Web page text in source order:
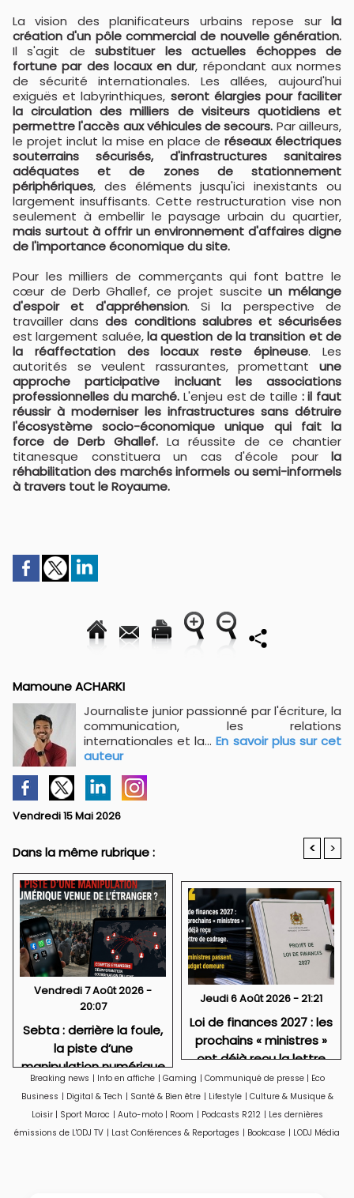
La vision des planificateurs urbains repose surla
création d'un pôle commercial de nouvelle génération.
Il s'agit de substituer les actuelles échoppes de
fortune par des locaux en dur, répondant aux normes
de sécurité internationales. Les allées, aujourd'hui
exiguës et labyrinthiques, seront élargies pour faciliter
la circulation des milliers de visiteurs quotidiens et
permettre l'accès aux véhicules de secours. Par ailleurs,
le projet inclut la mise en place de réseaux électriques
souterrains sécurisés, d'infrastructures sanitaires
adéquates et de zones de stationnement
périphériques, des éléments jusqu'ici inexistants ou
largement insuffisants. Cette restructuration vise non
seulement à embellir le paysage urbain du quartier,
mais surtout à offrir un environnement d'affaires digne
de l'importance économique du site.
Pour les milliers de commerçants qui font battre le
cœur de Derb Ghallef, ce projet suscite un mélange
d'espoir et d'appréhension. Si la perspective de
travailler dans des conditions salubres et sécurisées
est largement saluée,la question de la transition et de
la réaffectation des locaux reste épineuse. Les
autorités se veulent rassurantes, promettant une
approche participative incluant les associations
professionnelles du marché. L'enjeu est de taille : il faut
réussir à moderniser les infrastructures sans détruire
l'écosystème socio-économique unique qui fait la
force de Derb Ghallef. La réussite de ce chantier
titanesque constituera un cas d'école pourla
réhabilitation des marchés informels ou semi-informels
à travers tout le Royaume.
Mamoune ACHARKI
Journaliste junior passionné par l'écriture, la
communication, les relations
internationales et la...En savoir plus sur cet
auteur
Vendredi 15 Mai 2026
Dans la même rubrique : < >
Vendredi 7 Août 2026 -
20:07
Sebta : derrière la foule,
la piste d’une
manipulation numérique
venue de l’étranger ?
Jeudi 6 Août 2026 - 21:21
Loi de finances 2027 : les
prochains « ministres »
ont déjà reçu la lettre
de cadrage
Breaking news | Info en affiche | Gaming | Communiqué de presse | Eco
Business | Digital & Tech | Santé & Bien être | Lifestyle | Culture & Musique &
Loisir | Sport Maroc | Auto-moto | Room | Podcasts R212 | Les dernières
émissions de L'ODJ TV | Last Conférences & Reportages | Bookcase | LODJ Média